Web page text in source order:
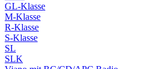
GL-Klasse
M-Klasse
R-Klasse
S-Klasse
SL
SLK